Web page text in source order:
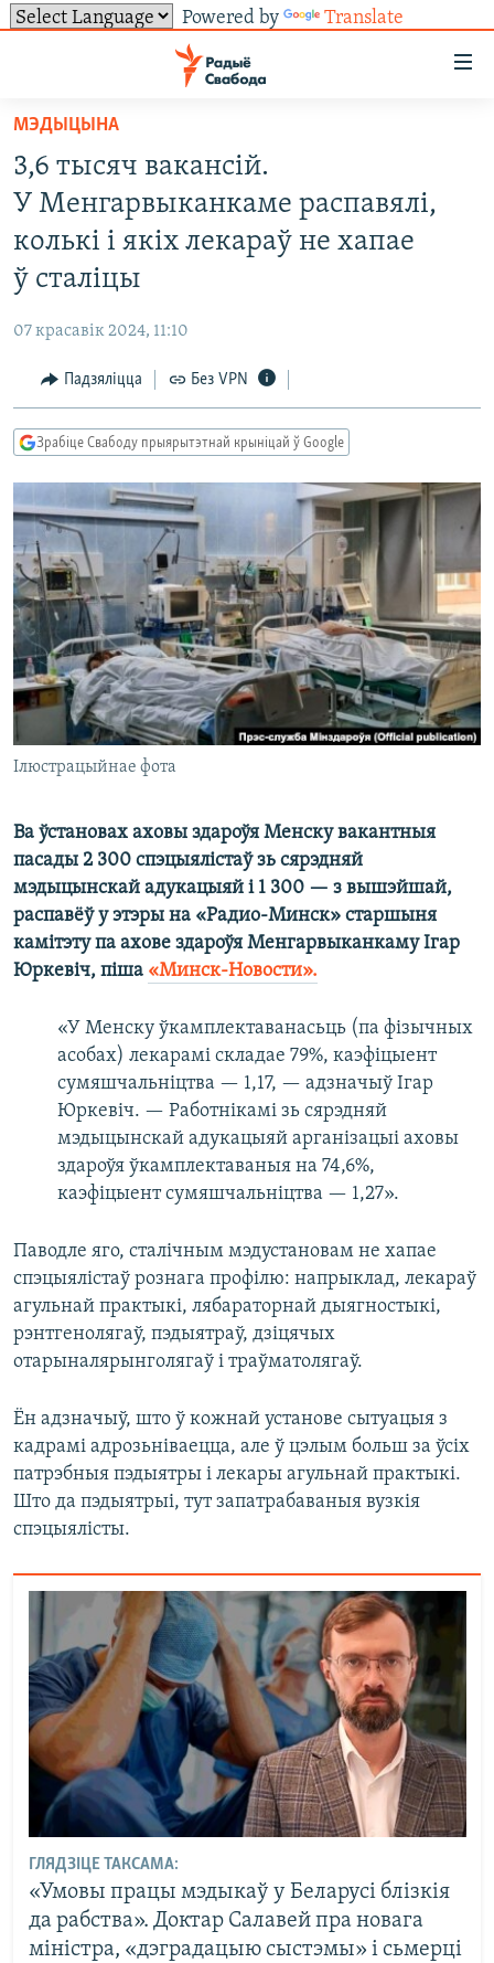
Powered by Translate
ўнівэрсальнага
доступу
Перайсьці
да
галоўнага
зьместу
Перайсьці
да
галоўнай
навігацыі
Перайсьці
да
пошуку
ВІДЭА І ФОТА
ЭКАНОМІКА
ВАЙНА
БЕЛАРУСЫ НА ВАЙНЕ
КУЛЬТУРА
КАЛЯНДАР
ТОЛЬКІ НА СВАБОДЗЕ
ПАДКАСТЫ
КНІГІ
АЎДЫЁКНІГІ
МОВА
НА ХВАЛЯХ СВАБОДЫ
АБЫСЬЦІ БЛЯКАВАНЬНЕ
ПАДПІСАЦЦА
ПАДКАСТЫ
FACEBOOK
TWITTER
САЧЫЦЕ ЗА АБНАЎЛЕНЬНЯМІ
МЭДЫЦЫНА
3,6 тысяч вакансій.
У Менгарвыканкаме распавялі,
колькі і якіх лекараў не хапае
ў сталіцы
07 красавік 2024, 11:10
Падзяліцца Без VPN
Зрабіце Свабоду прыярытэтнай крыніцай ў Google
Ілюстрацыйнае фота
Ва ўстановах аховы здароўя Менску вакантныя
пасады 2 300 спэцыялістаў зь сярэдняй
мэдыцынскай адукацыяй і 1 300 — з вышэйшай,
распавёў у этэры на «Радио-Минск» старшыня
камітэту па ахове здароўя Менгарвыканкаму Ігар
Юркевіч, піша «Минск-Новости».
«У Менску ўкамплектаванасьць (па фізычных
асобах) лекарамі складае 79%, каэфіцыент
сумяшчальніцтва — 1,17, — адзначыў Ігар
Юркевіч. — Работнікамі зь сярэдняй
мэдыцынскай адукацыяй арганізацыі аховы
здароўя ўкамплектаваныя на 74,6%,
каэфіцыент сумяшчальніцтва — 1,27».
Паводле яго, сталічным мэдустановам не хапае
спэцыялістаў рознага профілю: напрыклад, лекараў
агульнай практыкі, лябараторнай дыягностыкі,
рэнтгенолягаў, пэдыятраў, дзіцячых
отарыналярынголягаў і траўматолягаў.
Ён адзначыў, што ў кожнай установе сытуацыя з
кадрамі адрозьніваецца, але ў цэлым больш за ўсіх
патрэбныя пэдыятры і лекары агульнай практыкі.
Што да пэдыятрыі, тут запатрабаваныя вузкія
спэцыялісты.
ГЛЯДЗІЦЕ ТАКСАМА:
«Умовы працы мэдыкаў у Беларусі блізкія
да рабства». Доктар Салавей пра новага
міністра, «дэградацыю сыстэмы» і сьмерці